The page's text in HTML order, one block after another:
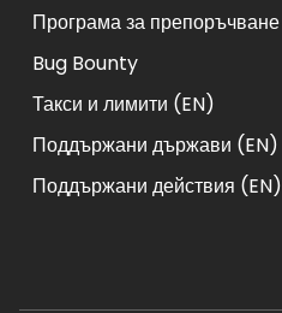
Програма за препоръчване
Bug Bounty
Такси и лимити (EN)
Поддържани държави (EN)
Поддържани действия (EN)